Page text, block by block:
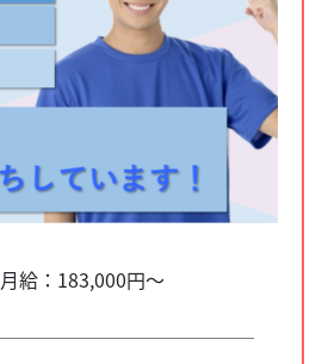
月給：183,000円～